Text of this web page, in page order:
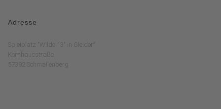
Adresse
Spielplatz "Wilde 13" in Gleidorf
Kornhausstraße
57392 Schmallenberg